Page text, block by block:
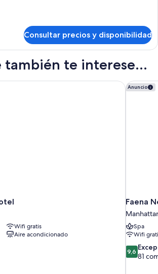
Consultar precios y disponibilidad
también te interese...
Wifi gratis
Aire acondicionado
Anuncio
Faena
Spa
Wifi
9.6
sobre
9,6
81
Faena